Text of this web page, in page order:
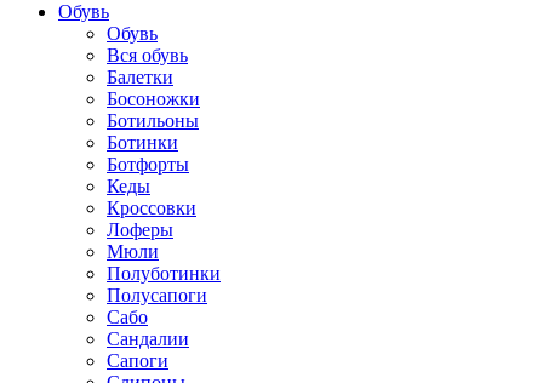
Обувь
Обувь
Вся обувь
Балетки
Босоножки
Ботильоны
Ботинки
Ботфорты
Кеды
Кроссовки
Лоферы
Мюли
Полуботинки
Полусапоги
Сабо
Сандалии
Сапоги